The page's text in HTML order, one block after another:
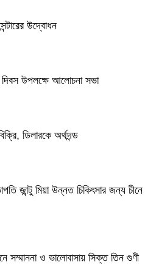
উদ্বোধন
উপলক্ষে আলোচনা সভা
ডিলারকে অর্থদন্ড
জান্টু মিয়া উন্নত চিকিৎসার জন্য চীনে
সম্মাননা ও ভালোবাসায় সিক্ত তিন গুণী